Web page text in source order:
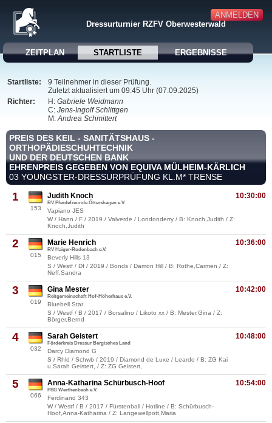
ANMELDEN
Dressurturnier RZFV Oberwesterwald
ZEITPLAN STARTLISTE ERGEBNISSE
Startliste:
9 Teilnehmer in dieser Prüfung.
Zuletzt aktualisiert um 09:45 Uhr (07.09.2025)
Richter:
H: Gabriele Weidmann
C: Jens-Ingolf Schlittgen
M:Andrea Schmittert
PREIS DES KEIL - SANITÄTSHAUS -
ORTHOPÄDIESCHUHTECHNIK
UND DER DEUTSCHEN BANK
EHRENPREIS GEGEBEN VON EQUIVA MÜLHEIM-KÄRLICH
03 YOUNGSTER-DRESSURPRÜFUNG KL.M* TRENSE
1
153
10:30:00
Judith Knoch
RV Pferdefreunde Öttershagen e.V.
Vapiano JES
W / Hann / F / 2019 / Valverde / Londonderry / B: Knoch,Judith / Z:
Knoch,Judith
2
015
10:36:00
Marie Henrich
RV Haiger-Rodenbach e.V.
Beverly Hills 13
S / Westf / Df / 2019 / Bonds / Damon Hill / B: Rothe,Carmen / Z:
Neff,Sandra
3
019
10:42:00
Gina Mester
Reitgemeinschaft Hof-Höherhaus e.V.
Bluebell Star
S / Westf / B / 2017 / Borsalino / Likoto xx / B: Mester,Gina / Z:
Börger,Bernd
4
032
10:48:00
Sarah Geistert
Förderkreis Dressur Bergisches Land
Darcy Diamond G
S / Rhld / Schwb / 2019 / Diamond de Luxe / Leardo / B: ZG Kai
u.Sarah Geistert, / Z: ZG Geistert,
5
066
10:54:00
Anna-Katharina Schürbusch-Hoof
PSG Werthenbach e.V.
Ferdinand 343
W / Westf / B / 2017 / Fürstenball / Hotline / B: Schürbusch-
Hoof,Anna-Katharina / Z: Langewellpott,Maria